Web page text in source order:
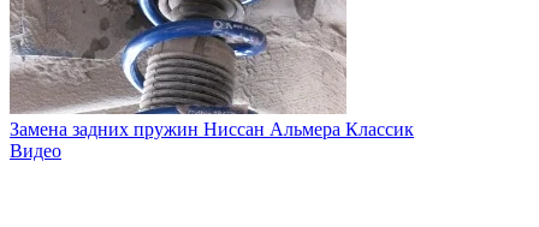
Замена задних пружин Ниссан Альмера Классик
Видео